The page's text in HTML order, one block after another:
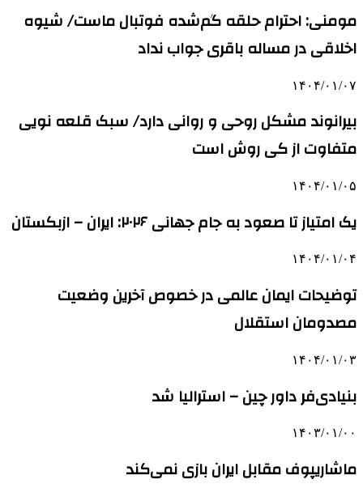
مومنی: احترام حلقه گم‌شده فوتبال ماست/ شیوه
اخلاقی در مساله باقری جواب نداد
۱۴۰۴/۰۱/۰۷
بیرانوند مشکل روحی و روانی دارد/ سبک قلعه نویی
متفاوت از کی روش است
۱۴۰۴/۰۱/۰۵
یک امتیاز تا صعود به جام جهانی ۲۰۲۶: ایران – ازبکستان
۱۴۰۴/۰۱/۰۴
توضیحات ایمان عالمی در خصوص آخرین وضعیت
مصدومان استقلال
۱۴۰۴/۰۱/۰۳
بنیادی‌فر داور چین – استرالیا شد
۱۴۰۳/۰۱/۰۰
ماشاریپوف مقابل ایران بازی نمی‌کند